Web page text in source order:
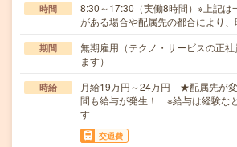
時間
8:30～17:30（実働8時間）※上記は
がある場合や配属先の都合により
期間
無期雇用（テクノ・サービスの正
ます）
時給
月給19万円～24万円 ★配属先が
間も給与が発生！ ※給与は経験な
す
交通費